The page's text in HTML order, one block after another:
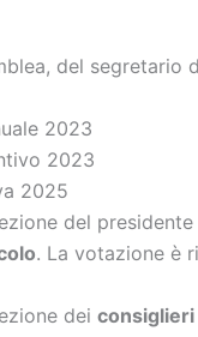
del segretario
2023
2023
2025
del
. La votazione è
dei